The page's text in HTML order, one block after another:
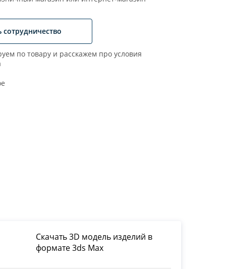
сотрудничество
по товару и расскажем про условия
Скачать 3D модель изделий в
формате 3ds Max